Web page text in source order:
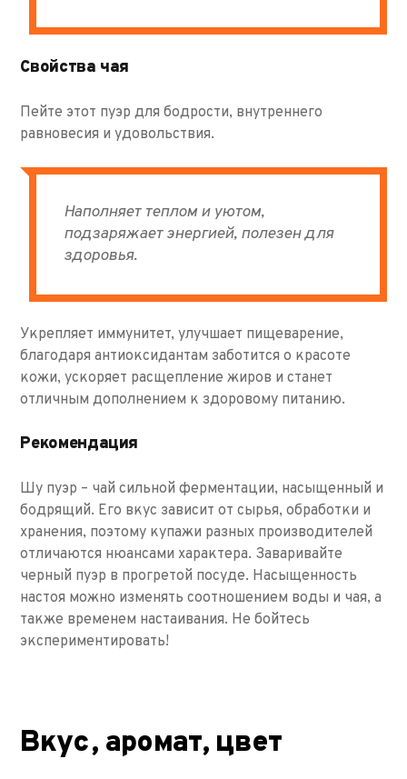
Свойства чая
Пейте этот пуэр для бодрости, внутреннего
равновесия и удовольствия.
Наполняет теплом и уютом,
подзаряжает энергией, полезен для
здоровья.
Укрепляет иммунитет, улучшает пищеварение,
благодаря антиоксидантам заботится о красоте
кожи, ускоряет расщепление жиров и станет
отличным дополнением к здоровому питанию.
Рекомендация
Шу пуэр – чай сильной ферментации, насыщенный и
бодрящий. Его вкус зависит от сырья, обработки и
хранения, поэтому купажи разных производителей
отличаются нюансами характера. Заваривайте
черный пуэр в прогретой посуде. Насыщенность
настоя можно изменять соотношением воды и чая, а
также временем настаивания. Не бойтесь
экспериментировать!
Вкус, аромат, цвет